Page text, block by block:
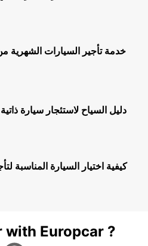
خدمة تأجير السيارات الشهرية
دليل السياح لاستئجار سيارة
كيفية اختيار السيارة المناسبة
Europcar ?